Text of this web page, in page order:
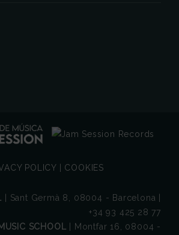
POLICY COOKIES
| Sant Germà 8, 08004 - Barcelona |
+34 93 425 28 77
SCHOOL | Montfar 16, 08004 -